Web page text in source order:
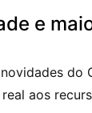
e
do
aos